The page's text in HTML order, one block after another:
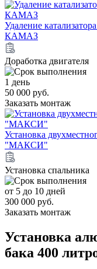
Удаление
КАМАЗ
Доработка двигателя
1 день
50 000 руб.
Заказать монтаж
Установка
"МАКСИ"
Установка спальника
от 5 до 10 дней
300 000 руб.
Заказать монтаж
Установка
бака 400